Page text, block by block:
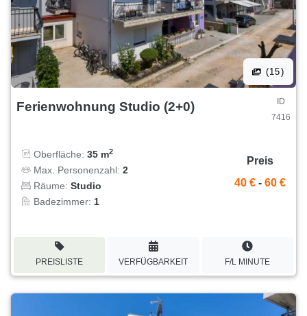
(15)
Ferienwohnung Studio (2+0)
ID
7416
Oberfläche: 35 m2
Max. Personenzahl: 2
Räume: Studio
Badezimmer: 1
Preis
40 € - 60 €
PREISLISTE VERFÜGBARKEIT F/L MINUTE